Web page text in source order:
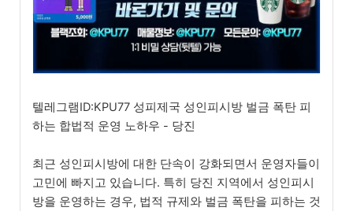
텔레그램ID:KPU77 성피제국 성인피시방 벌금 폭탄 피
하는 합법적 운영 노하우 - 당진
최근 성인피시방에 대한 단속이 강화되면서 운영자들이
고민에 빠지고 있습니다. 특히 당진 지역에서 성인피시
방을 운영하는 경우, 법적 규제와 벌금 폭탄을 피하는 것